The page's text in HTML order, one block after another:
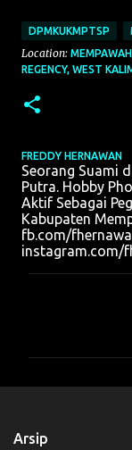
DPMKUKMPTSP
Location:
REGENCY, WEST
FREDDY HERNAWAN
Seorang Suami
Putra. Hobby
Aktif Sebagai
Kabupaten
fb.com/
instagram.com/
Arsip